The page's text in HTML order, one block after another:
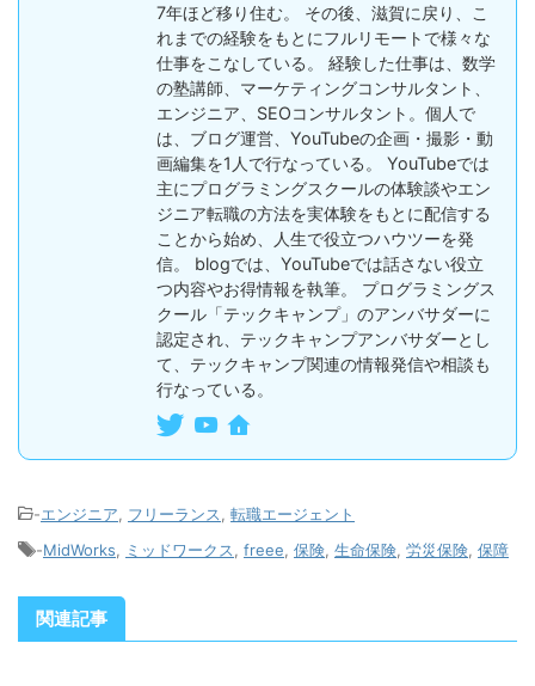
7年ほど移り住む。 その後、滋賀に戻り、こ
れまでの経験をもとにフルリモートで様々な
仕事をこなしている。 経験した仕事は、数学
の塾講師、マーケティングコンサルタント、
エンジニア、SEOコンサルタント。個人で
は、ブログ運営、YouTubeの企画・撮影・動
画編集を1人で行なっている。 YouTubeでは
主にプログラミングスクールの体験談やエン
ジニア転職の方法を実体験をもとに配信する
ことから始め、人生で役立つハウツーを発
信。 blogでは、YouTubeでは話さない役立
つ内容やお得情報を執筆。 プログラミングス
クール「テックキャンプ」のアンバサダーに
認定され、テックキャンプアンバサダーとし
て、テックキャンプ関連の情報発信や相談も
行なっている。
-エンジニア フリーランス
転職エージェント
-MidWorks ミッドワークス freee 保険 生命保険 労災保険 保障
関連記事